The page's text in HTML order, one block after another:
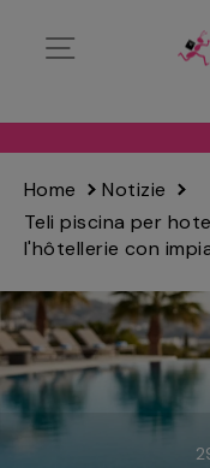
directamente
Home
Notizie
Teli piscina per
l'hôtellerie con